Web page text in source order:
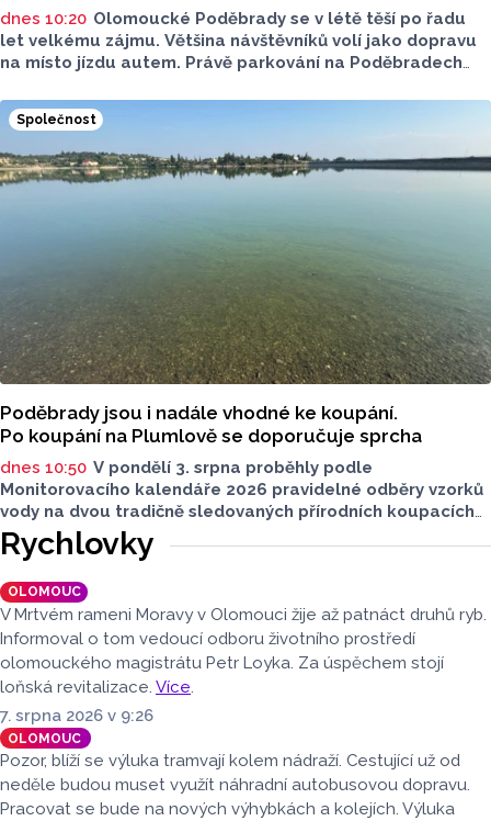
dnes 10:20 Olomoucké Poděbrady se v létě těší po řadu
let velkému zájmu. Většina návštěvníků volí jako dopravu
na místo jízdu autem. Právě parkování na Poděbradech
Na konci června vznikla na Facebooku stránka s názvem
Poděbrady bez závor a nelegálního parkovného, která
upozorňuje na nevyhovujcí situaci s parkováním
u oblíbeného olomouckého letoviska. Za iniciativou stojí
zastupitel města Olomouce, na jeho přání nebudeme
Společnost
Poděbrady jsou i nadále vhodné ke koupání.
Po koupání na Plumlově se doporučuje sprcha
dnes 10:50 V pondělí 3. srpna proběhly podle
Monitorovacího kalendáře 2026 pravidelné odběry vzorků
vody na dvou tradičně sledovaných přírodních koupacích
lokalitách v Olomouckém kraji – ve Vodní nádrži Plumlov
(VN Plumlov) a v Koupací oblasti Poděbrady (KO
Poděbrady). Monitoring byl proveden Krajskou
hygienickou stanicí Olomouckého kraje (KHS)
ve spolupráci se Zdravotním ústavem se sídlem v Ostravě,
Centrem hygienických laboratoří v Olomouci.
Rychlovky
OLOMOUC
V Mrtvém rameni Moravy v Olomouci žije až patnáct druhů ryb.
Informoval o tom vedoucí odboru životního prostředí
olomouckého magistrátu Petr Loyka. Za úspěchem stojí
loňská revitalizace. Více.
7. srpna 2026 v 9:26
OLOMOUC
Pozor, blíží se výluka tramvají kolem nádraží. Cestující už od
neděle budou muset využít náhradní autobusovou dopravu.
Pracovat se bude na nových výhybkách a kolejích. Výluka